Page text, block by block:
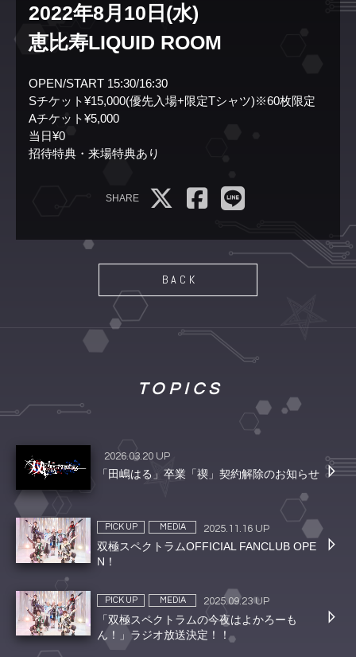
2022年8月10日(水)
恵比寿LIQUID ROOM
OPEN/START 15:30/16:30
Sチケット¥15,000(優先入場+限定Tシャツ)※60枚限定
Aチケット¥5,000
当日¥0
招待特典・来場特典あり
SHARE
BACK
TOPICS
2026.03.20 UP
「田嶋はる」卒業「禊」契約解除のお知らせ
PICK UP MEDIA 2025.11.16 UP
双極スペクトラムOFFICIAL FANCLUB OPE
N！
PICK UP MEDIA 2025.09.23 UP
「双極スペクトラムの今夜はよかろーも
ん！」ラジオ放送決定！！